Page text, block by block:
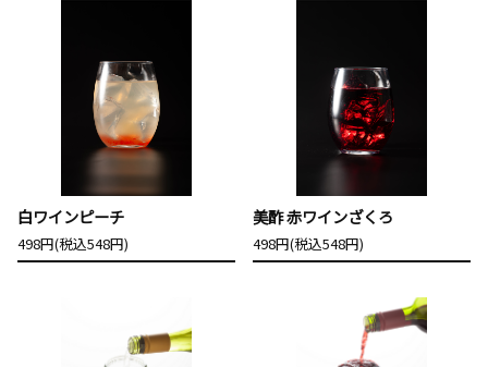
白ワインピーチ
498円(税込548円)
美酢 赤ワインざくろ
498円(税込548円)